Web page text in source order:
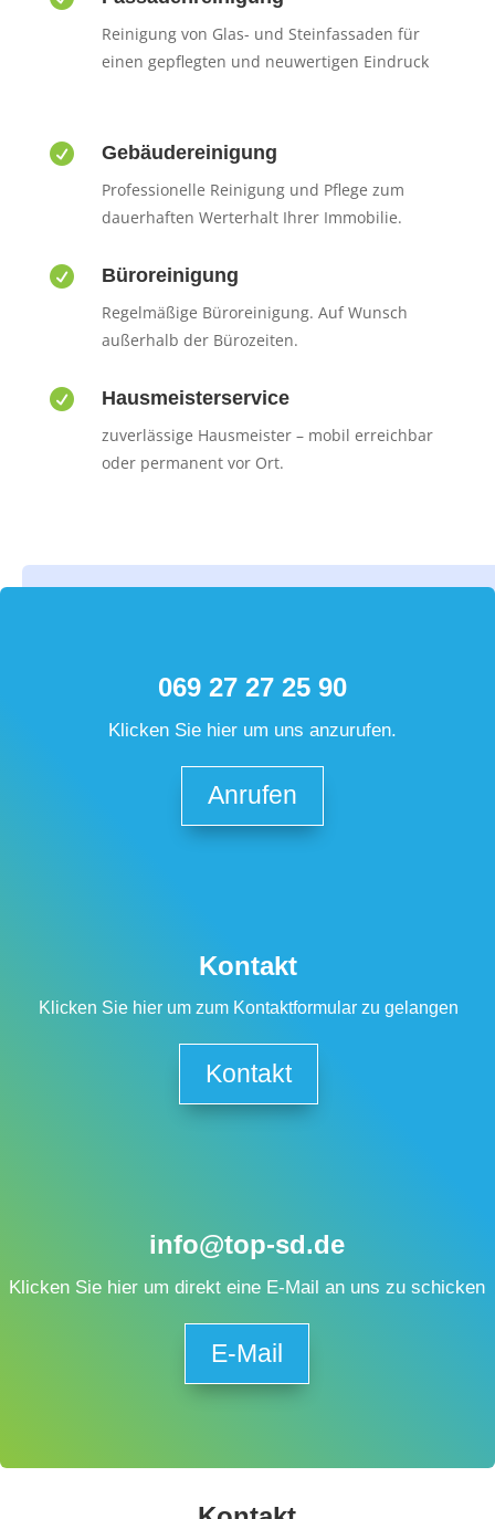
Reinigung von Glas- und Steinfassaden für
einen gepflegten und neuwertigen Eindruck
 Gebäudereinigung
Professionelle Reinigung und Pflege zum
dauerhaften Werterhalt Ihrer Immobilie.
 Büroreinigung
Regelmäßige Büroreinigung. Auf Wunsch
außerhalb der Bürozeiten.
 Hausmeisterservice
zuverlässige Hausmeister – mobil erreichbar
oder permanent vor Ort.
069 27 27 25 90
Klicken Sie hier um uns anzurufen.
Anrufen
Kontakt
Klicken Sie hier um zum Kontaktformular zu gelangen
Kontakt
info@top-sd.de
Klicken Sie hier um direkt eine E-Mail an uns zu schicken
E-Mail